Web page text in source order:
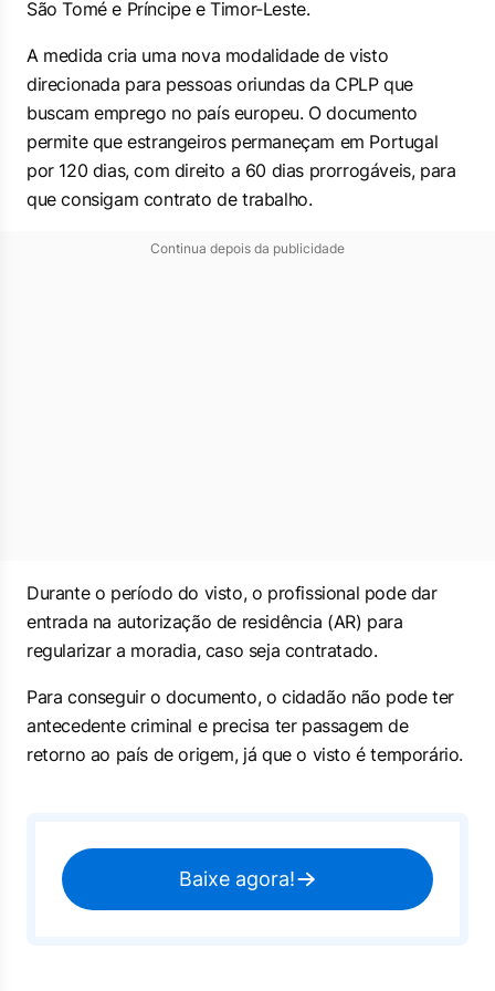
São Tomé e Príncipe e Timor-Leste.
A medida cria uma nova modalidade de visto
direcionada para pessoas oriundas da CPLP que
buscam emprego no país europeu. O documento
permite que estrangeiros permaneçam em Portugal
por 120 dias, com direito a 60 dias prorrogáveis, para
que consigam contrato de trabalho.
Continua depois da publicidade
Durante o período do visto, o profissional pode dar
entrada na autorização de residência (AR) para
regularizar a moradia, caso seja contratado.
Para conseguir o documento, o cidadão não pode ter
antecedente criminal e precisa ter passagem de
retorno ao país de origem, já que o visto é temporário.
Baixe agora!